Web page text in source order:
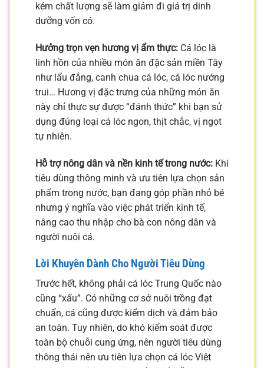
kém chất lượng sẽ làm giảm đi giá trị dinh
dưỡng vốn có.
Hưởng trọn vẹn hương vị ẩm thực: Cá lóc là
linh hồn của nhiều món ăn đặc sản miền Tây
như lẩu đắng, canh chua cá lóc, cá lóc nướng
trui… Hương vị đặc trưng của những món ăn
này chỉ thực sự được “đánh thức” khi bạn sử
dụng đúng loại cá lóc ngon, thịt chắc, vị ngọt
tự nhiên.
Hỗ trợ nông dân và nền kinh tế trong nước: Khi
tiêu dùng thông minh và ưu tiên lựa chọn sản
phẩm trong nước, bạn đang góp phần nhỏ bé
nhưng ý nghĩa vào việc phát triển kinh tế,
nâng cao thu nhập cho bà con nông dân và
người nuôi cá.
Lời Khuyên Dành Cho Người Tiêu Dùng
Trước hết, không phải cá lóc Trung Quốc nào
cũng “xấu”. Có những cơ sở nuôi trồng đạt
chuẩn, cá cũng được kiểm dịch và đảm bảo
an toàn. Tuy nhiên, do khó kiểm soát được
toàn bộ chuỗi cung ứng, nên người tiêu dùng
thông thái nên ưu tiên lựa chọn cá lóc Việt